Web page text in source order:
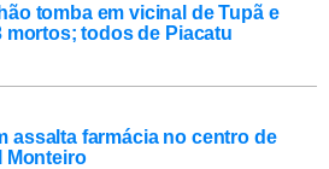
tomba em vicinal de Tupã e
mortos; todos de Piacatu
assalta farmácia no centro de
Monteiro